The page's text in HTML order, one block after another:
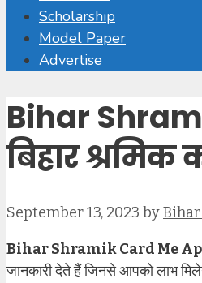
Scholarship
Model Paper
Advertise
Bihar
बिहार
September 13, 2023 byBihar
Bihar Shramik Card Me
जानकारी देते हैं जिनसे आपको लाभ